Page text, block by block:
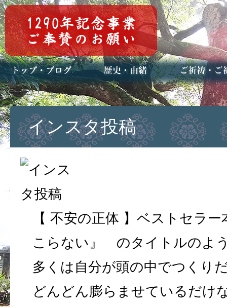
トップページ
ブログ(日々八百万)
お知らせ一覧 歴史・ご祭神
年中行事
メディア掲載 ご祈祷・ご祈
安産祈願
初宮参り
七五三詣
長寿のお祝い
神前結婚式
厄祓い・方位
車のお祓い
地鎮祭
神葬祭（神式
インスタ投稿
【 不安の正体 】ベストセラ
こらない』 のタイトルのよ
多くは自分が頭の中でつくり
どんどん膨らませているだ